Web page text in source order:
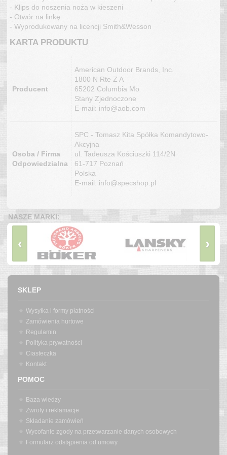
- Klips do noszenia noża w kieszeni
- Otwór na linkę
- Wyprodukowany na licencji Smith&Wesson
KARTA PRODUKTU
Producent
American Outdoor Brands, Inc.
1800 N Rte Z A
65202 Columbia Mo
Stany Zjednoczone
E-mail: info@aob.com
Osoba / Firma
Odpowiedzialna
SPC - Tomasz Kita Spółka Komandytowo-
Akcyjna
ul. Tadeusza Kościuszki 114/2N
61-717 Poznań
Polska
E-mail: info@specshop.pl
NASZE MARKI:
‹ ›
SKLEP
Wysyłka i formy płatności
Zamówienia hurtowe
Regulamin
Polityka prywatności
Ciasteczka
Kontakt
POMOC
Baza wiedzy
Zwroty i reklamacje
Składanie zamówień
Wycofanie zgody na przetwarzanie danych osobowych
Formularz odstąpienia od umowy